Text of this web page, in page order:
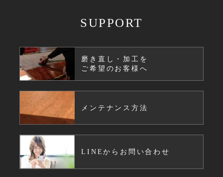
SUPPORT
磨き直し・加工を
ご希望のお客様へ
メンテナンス方法
LINEからお問い合わせ